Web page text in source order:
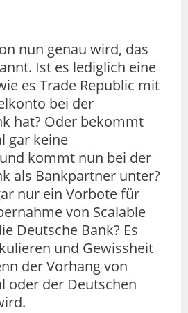
nun genau wird, das
Ist es lediglich eine
es Trade Republic mit
bei der
hat? Oder bekommt
gar keine
kommt nun bei der
als Bankpartner unter?
nur ein Vorbote für
von Scalable
Deutsche Bank? Es
und Gewissheit
der Vorhang von
oder der Deutschen